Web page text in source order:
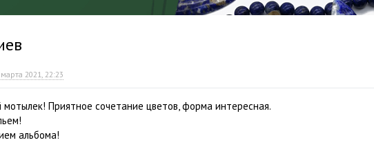
2021, 22:23
мотылек! Приятное сочетание цветов, форма интересная.
альбома!